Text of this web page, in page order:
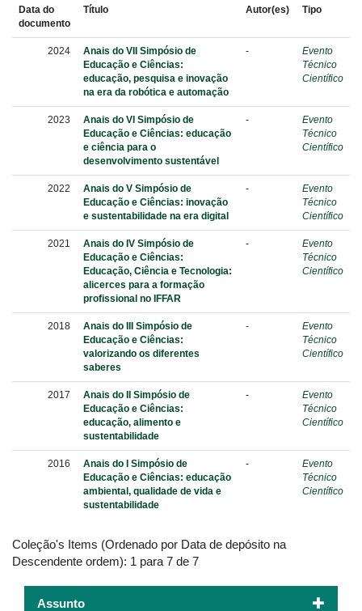
Data do
documento
Título Autor(es) Tipo
2024
Anais do VII Simpósio de
Educação e Ciências:
educação, pesquisa e inovação
na era da robótica e automação
-
Evento
Técnico
Científico
2023
Anais do VI Simpósio de
Educação e Ciências: educação
e ciência para o
desenvolvimento sustentável
-
Evento
Técnico
Científico
2022
Anais do V Simpósio de
Educação e Ciências: inovação
e sustentabilidade na era digital
-
Evento
Técnico
Científico
2021
Anais do IV Simpósio de
Educação e Ciências:
Educação, Ciência e Tecnologia:
alicerces para a formação
profissional no IFFAR
-
Evento
Técnico
Científico
2018
Anais do III Simpósio de
Educação e Ciências:
valorizando os diferentes
saberes
-
Evento
Técnico
Científico
2017
Anais do II Simpósio de
Educação e Ciências:
educação, alimento e
sustentabilidade
-
Evento
Técnico
Científico
2016
Anais do I Simpósio de
Educação e Ciências: educação
ambiental, qualidade de vida e
sustentabilidade
-
Evento
Técnico
Científico
Coleção's Items (Ordenado por Data de depósito na
Descendente ordem): 1 para 7 de 7
Assunto